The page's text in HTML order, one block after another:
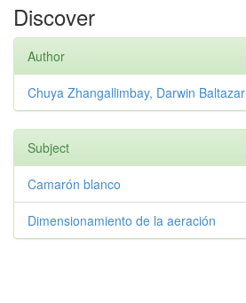
Discover
Author
Chuya Zhangallimbay, Darwin Baltazar
Subject
Camarón blanco
Dimensionamiento de la aeración